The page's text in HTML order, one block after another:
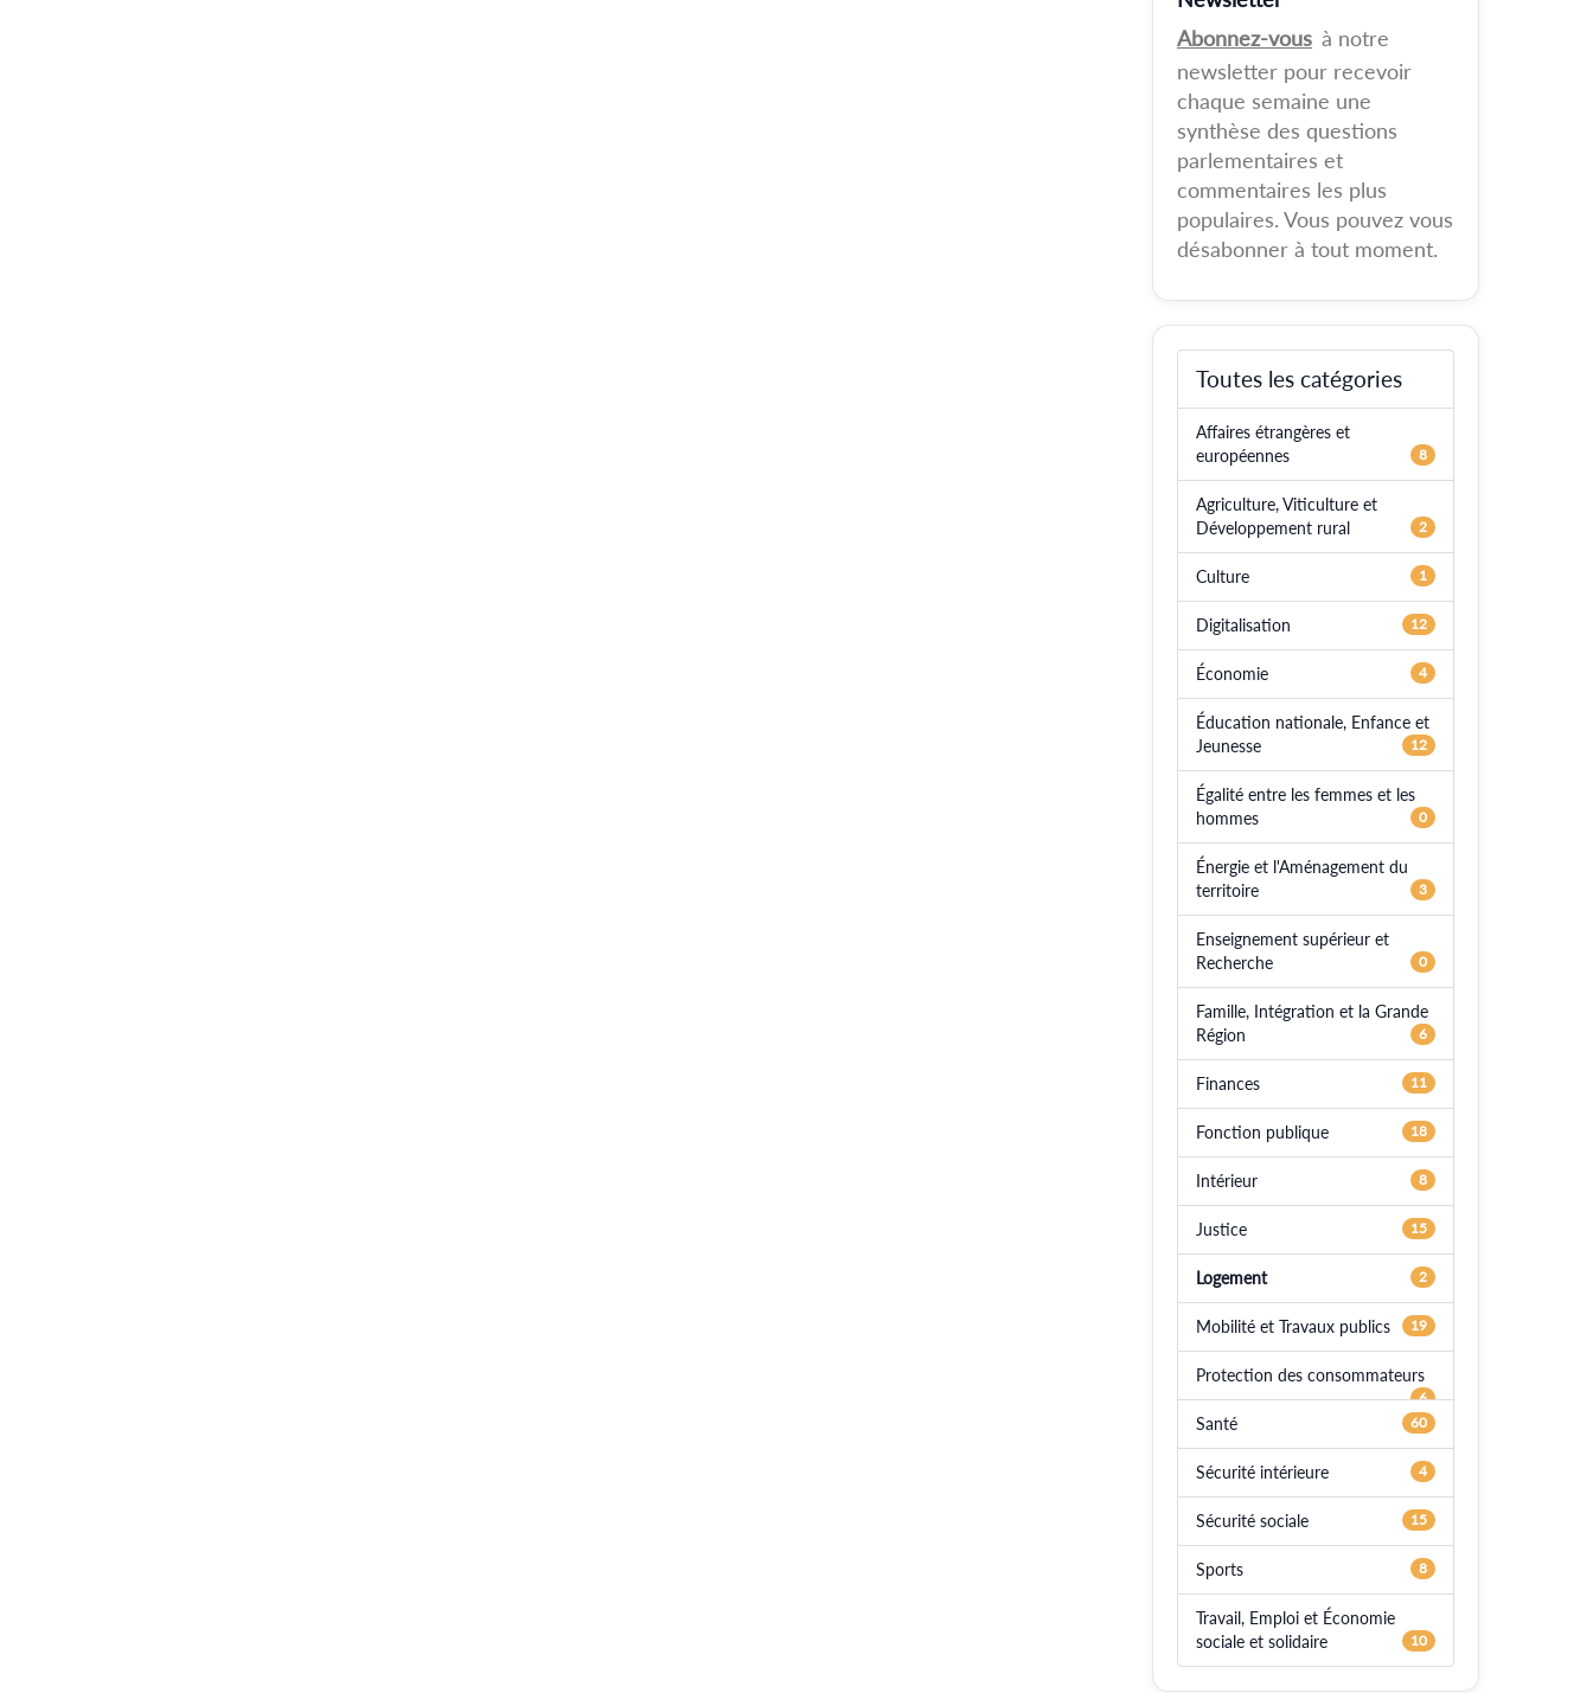
Abonnez-vous à notre
newsletter pour recevoir
chaque semaine une
synthèse des questions
parlementaires et
commentaires les plus
populaires. Vous pouvez vous
désabonner à tout moment.
Toutes les catégories
Affaires étrangères et
européennes
8
Agriculture, Viticulture et
Développement rural
2
Culture 1
Digitalisation 12
Économie 4
Éducation nationale, Enfance et
Jeunesse
12
Égalité entre les femmes et les
hommes
0
Énergie et l'Aménagement du
territoire
3
Enseignement supérieur et
Recherche
0
Famille, Intégration et la Grande
Région
6
Finances 11
Fonction publique 18
Intérieur 8
Justice 15
Logement 2
Mobilité et Travaux publics 19
Protection des consommateurs
6
Santé 60
Sécurité intérieure 4
Sécurité sociale 15
Sports 8
Travail, Emploi et Économie
sociale et solidaire
10